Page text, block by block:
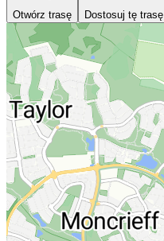
Otwórz trasę Dostosuj tę trasę